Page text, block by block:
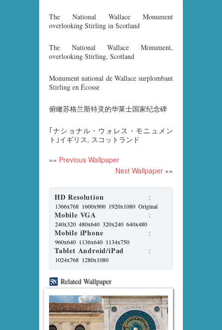
The National Wallace Monument
overlooking Stirling in Scotland
The National Wallace Monument,
overlooking Stirling, Scotland
Monument national de Wallace surplombant
Stirling en Écosse
俯瞰苏格兰斯特灵的华莱士国家纪念碑
｢ナショナル・ウォレス・モニュメン
ト｣イギリス, スコットランド
«« Previous Wallpaper
Next Wallpaper »»
HD Resolution :
1366x768 1600x900 1920x1080 Original
Mobile VGA :
240x320 480x640 320x240 640x480
Mobile iPhone :
960x640 1136x640 1134x750
Tablet Android/iPad :
1024x768 1280x1080
Related Wallpaper